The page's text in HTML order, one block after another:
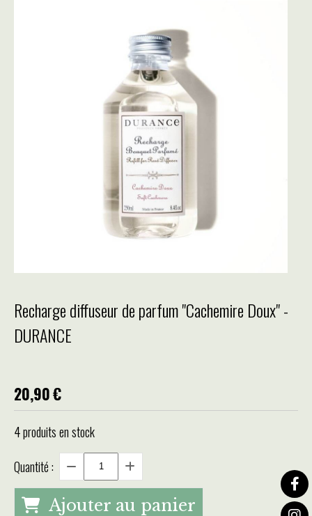
Recharge diffuseur de parfum "Cachemire Doux" -
DURANCE
20,90€
4produits en stock
Quantité :
Ajouter au panier